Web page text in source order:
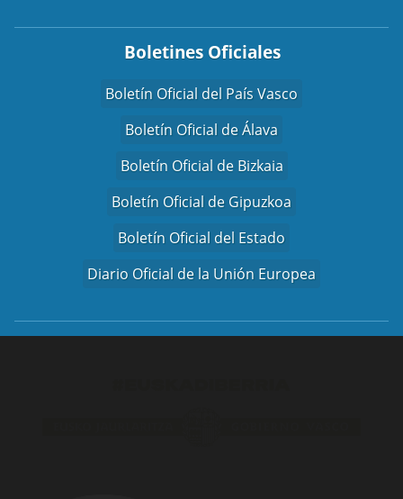
Boletines Oficiales
Boletín Oficial del País Vasco
Boletín Oficial de Álava
Boletín Oficial de Bizkaia
Boletín Oficial de Gipuzkoa
Boletín Oficial del Estado
Diario Oficial de la Unión Europea